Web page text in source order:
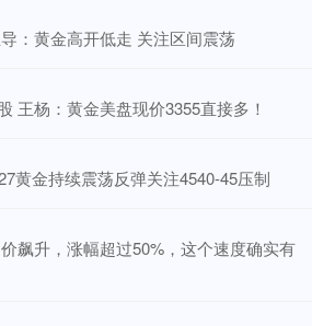
：黄金高开低走 关注区间震荡
王杨：黄金美盘现价3355直接多！
黄金持续震荡反弹关注4540-45压制
飙升，涨幅超过50%，这个速度确实有